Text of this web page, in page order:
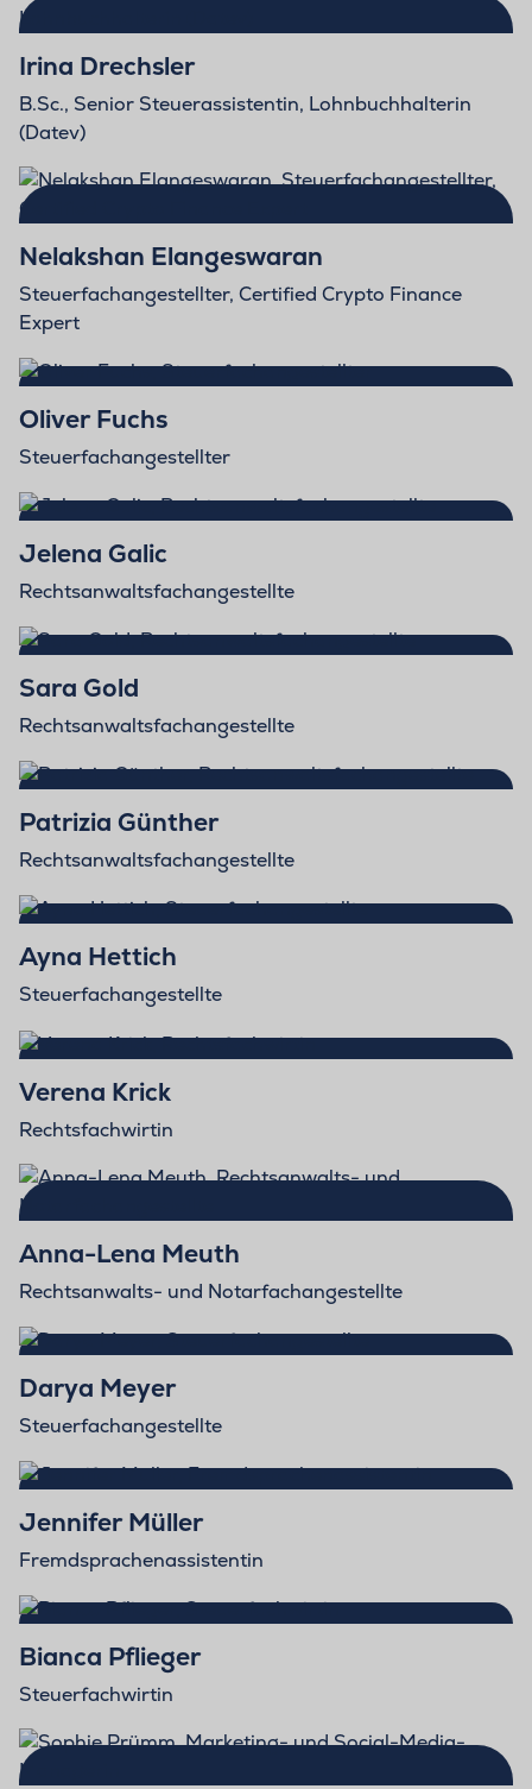
Irina Drechsler
B.Sc., Senior Steuerassistentin, Lohnbuchhalterin
(Datev)
Nelakshan Elangeswaran
Steuerfachangestellter, Certified Crypto Finance
Expert
Oliver Fuchs
Steuerfachangestellter
Jelena Galic
Rechtsanwaltsfachangestellte
Sara Gold
Rechtsanwaltsfachangestellte
Patrizia Günther
Rechtsanwaltsfachangestellte
Ayna Hettich
Steuerfachangestellte
Verena Krick
Rechtsfachwirtin
Anna-Lena Meuth
Rechtsanwalts- und Notarfachangestellte
Darya Meyer
Steuerfachangestellte
Jennifer Müller
Fremdsprachenassistentin
Bianca Pflieger
Steuerfachwirtin